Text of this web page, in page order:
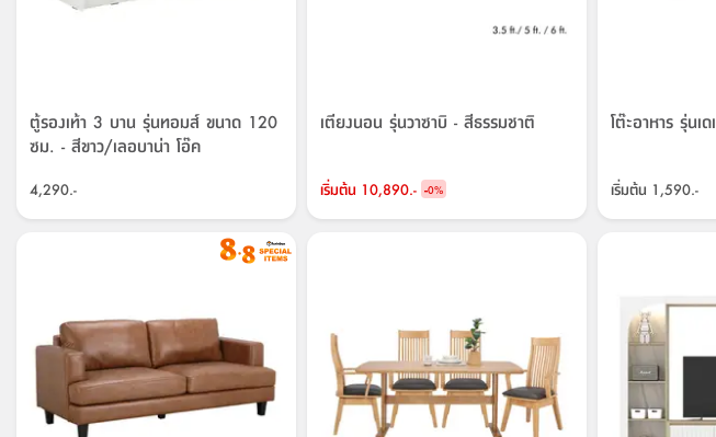
ตู้รองเท้า 3 บาน รุ่นทอมส์ ขนาด 120
ซม. - สีขาว/เลอบาน่า โอ๊ค
4,290.-
เตียงนอน รุ่นวาซาบิ - สีธรรมชาติ
เริ่มต้น 10,890.- -0%
โต๊ะอาหาร รุ่นเ
เริ่มต้น 1,590.-